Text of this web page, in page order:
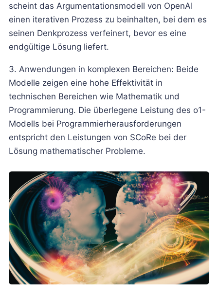
scheint das Argumentationsmodell von OpenAI
einen iterativen Prozess zu beinhalten, bei dem es
seinen Denkprozess verfeinert, bevor es eine
endgültige Lösung liefert.
3. Anwendungen in komplexen Bereichen: Beide
Modelle zeigen eine hohe Effektivität in
technischen Bereichen wie Mathematik und
Programmierung. Die überlegene Leistung des o1-
Modells bei Programmierherausforderungen
entspricht den Leistungen von SCoRe bei der
Lösung mathematischer Probleme.